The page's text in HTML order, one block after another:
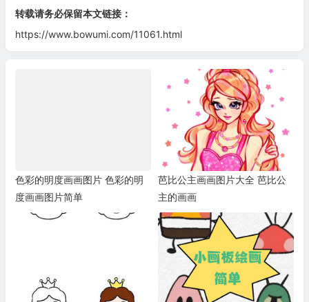
转载请务必保留本文链接：
https://www.bowumi.com/11061.html
色彩的明度画画图片 色彩的明
度画画图片简单
芭比公主画画图片大全 芭比公
主的画画